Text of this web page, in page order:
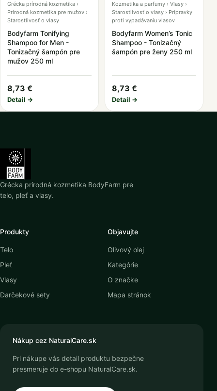
Grécka prírodná kozmetika ›
Prírodná kozmetika pre mužov ›
Starostlivosť o vlasy
Bodyfarm Tonifying
Shampoo for Men -
Tonizačný šampón pre
mužov 250 ml
8,73 €
Detail →
Kozmetika a parfumy › Vlasy ›
Starostlivosť o vlasy › Prípravky
proti vypadávaniu vlasov
Bodyfarm Women’s Tonic
Shampoo - Tonizačný
šampón pre ženy 250 ml
8,73 €
Detail →
Grécka prírodná kozmetika BodyFarm pre
telo, pleť a vlasy.
Produkty
Telo
Pleť
Vlasy
Darčekové sety
Objavujte
Olivový olej
Kategórie
O značke
Mapa stránok
Nákup cez NaturalCare.sk
Pri nákupe vás detail produktu bezpečne
presmeruje do e-shopu NaturalCare.sk.